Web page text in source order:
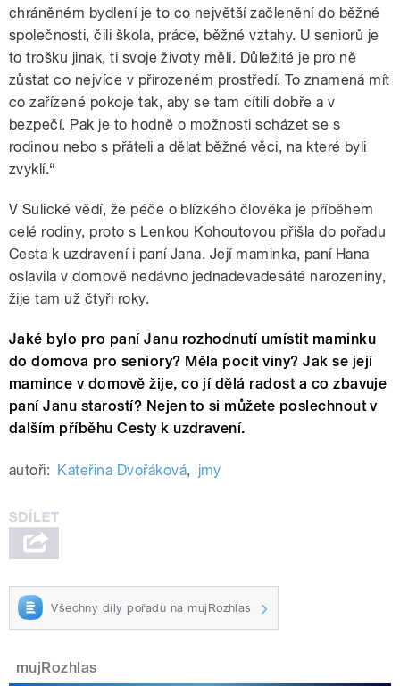
chráněném bydlení je to co největší začlenění do běžné
společnosti, čili škola, práce, běžné vztahy. U seniorů je
to trošku jinak, ti svoje životy měli. Důležité je pro ně
zůstat co nejvíce v přirozeném prostředí. To znamená mít
co zařízené pokoje tak, aby se tam cítili dobře a v
bezpečí. Pak je to hodně o možnosti scházet se s
rodinou nebo s přáteli a dělat běžné věci, na které byli
zvyklí.“
V Sulické vědí, že péče o blízkého člověka je příběhem
celé rodiny, proto s Lenkou Kohoutovou přišla do pořadu
Cesta k uzdravení i paní Jana. Její maminka, paní Hana
oslavila v domově nedávno jednadevadesáté narozeniny,
žije tam už čtyři roky.
Jaké bylo pro paní Janu rozhodnutí umístit maminku
do domova pro seniory? Měla pocit viny? Jak se její
mamince v domově žije, co jí dělá radost a co zbavuje
paní Janu starostí? Nejen to si můžete poslechnout v
dalším příběhu Cesty k uzdravení.
autoři: Kateřina Dvořáková, jmy
Všechny díly pořadu na mujRozhlas
mujRozhlas